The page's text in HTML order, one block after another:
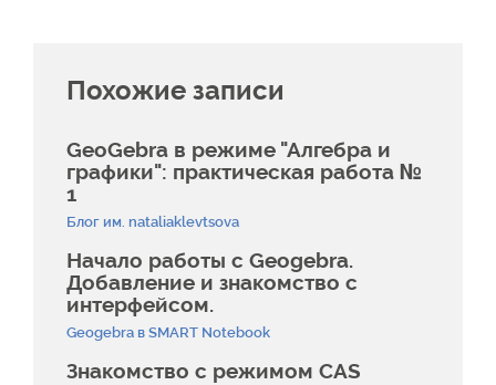
Похожие записи
GeoGebra в режиме "Алгебра и
графики": практическая работа №
1
Блог им. nataliaklevtsova
Начало работы с Geogebra.
Добавление и знакомство с
интерфейсом.
Geogebra в SMART Notebook
Знакомство с режимом CAS